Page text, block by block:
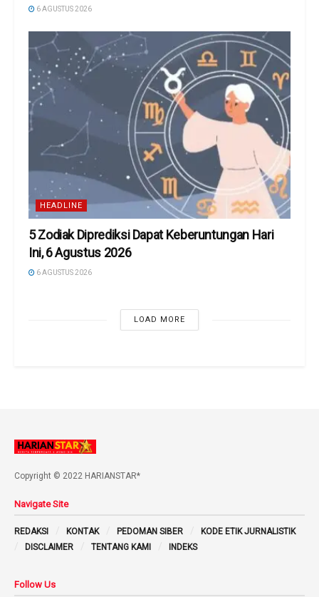
6 AGUSTUS 2026
HEADLINE
5 Zodiak Diprediksi Dapat Keberuntungan Hari
Ini, 6 Agustus 2026
6 AGUSTUS 2026
LOAD MORE
Copyright © 2022 HARIANSTAR*
Navigate Site
REDAKSI KONTAK PEDOMAN SIBER
KODE ETIK JURNALISTIK
DISCLAIMER
TENTANG KAMI INDEKS
Follow Us